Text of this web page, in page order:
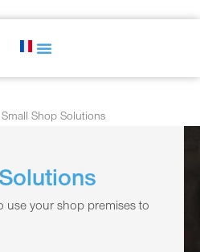
Small Shop Solutions
use your shop premises to